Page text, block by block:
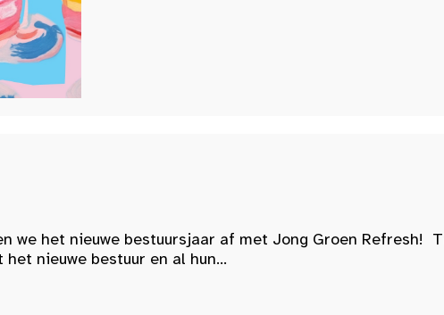
we het nieuwe bestuursjaar af met Jong Groen Refresh!
nieuwe bestuur en al hun...